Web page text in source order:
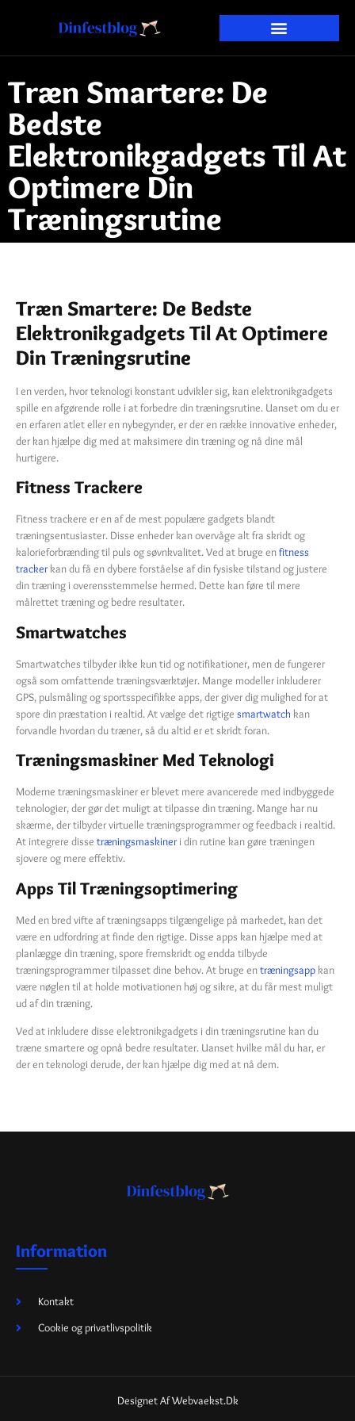
Træn Smartere: De
Bedste
Elektronikgadgets Til At
Optimere Din
Træningsrutine
Træn Smartere: De Bedste
Elektronikgadgets Til At Optimere
Din Træningsrutine
I en verden, hvor teknologi konstant udvikler sig, kan elektronikgadgets
spille en afgørende rolle i at forbedre din træningsrutine. Uanset om du er
en erfaren atlet eller en nybegynder, er der en række innovative enheder,
der kan hjælpe dig med at maksimere din træning og nå dine mål
hurtigere.
Fitness Trackere
Fitness trackere er en af de mest populære gadgets blandt
træningsentusiaster. Disse enheder kan overvåge alt fra skridt og
kalorieforbrænding til puls og søvnkvalitet. Ved at bruge enfitness
tracker kan du få en dybere forståelse af din fysiske tilstand og justere
din træning i overensstemmelse hermed. Dette kan føre til mere
målrettet træning og bedre resultater.
Smartwatches
Smartwatches tilbyder ikke kun tid og notifikationer, men de fungerer
også som omfattende træningsværktøjer. Mange modeller inkluderer
GPS, pulsmåling og sportsspecifikke apps, der giver dig mulighed for at
spore din præstation i realtid. At vælge det rigtige smartwatch kan
forvandle hvordan du træner, så du altid er et skridt foran.
Træningsmaskiner Med Teknologi
Moderne træningsmaskiner er blevet mere avancerede med indbyggede
teknologier, der gør det muligt at tilpasse din træning. Mange har nu
skærme, der tilbyder virtuelle træningsprogrammer og feedback i realtid.
At integrere disse træningsmaskiner i din rutine kan gøre træningen
sjovere og mere effektiv.
Apps Til Træningsoptimering
Med en bred vifte af træningsapps tilgængelige på markedet, kan det
være en udfordring at finde den rigtige. Disse apps kan hjælpe med at
planlægge din træning, spore fremskridt og endda tilbyde
træningsprogrammer tilpasset dine behov. At bruge entræningsapp kan
være nøglen til at holde motivationen høj og sikre, at du får mest muligt
ud af din træning.
Ved at inkludere disse elektronikgadgets i din træningsrutine kan du
træne smartere og opnå bedre resultater. Uanset hvilke mål du har, er
der en teknologi derude, der kan hjælpe dig med at nå dem.
Information
Kontakt
Cookie og privatlivspolitik
Designet Af Webvaekst.dk